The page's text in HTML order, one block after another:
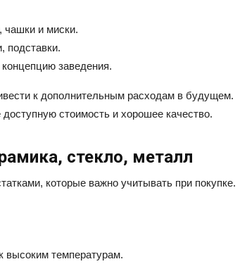
чашки и миски.
подставки.
заведения.
к дополнительным расходам в будущем.
стоимость и хорошее качество.
стекло, металл
которые важно учитывать при покупке.
высоким температурам.